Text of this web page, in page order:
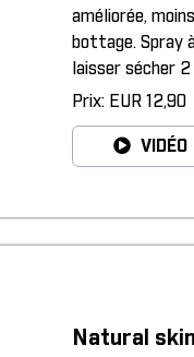
améliorée,
bottage. Spray
laisser sécher 2
Prix: EUR 12,90
VIDÉO
Natural